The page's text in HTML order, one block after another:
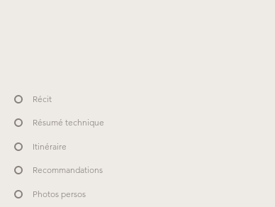
Récit
Résumé technique
Itinéraire
Recommandations
Photos persos